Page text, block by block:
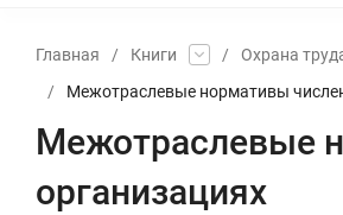
Главная / Книги / Охрана
/
Межотраслевые нормативы
Межотраслевые
организациях